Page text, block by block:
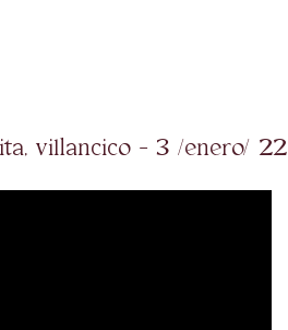
villancico - 3 /enero/ 22